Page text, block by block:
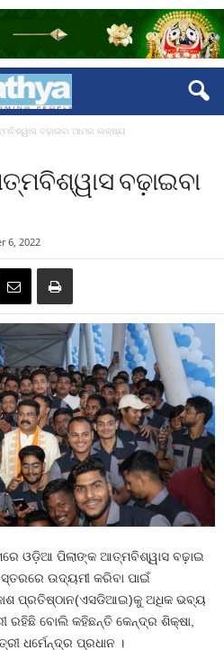
ବଢ଼ାଇବା ଆମର ଲକ୍ଷ୍ୟ
ବଢ଼ାଇବା
6, 2022
ଓଡ଼ିଆ ପିଲାଙ୍କ ଆତ୍ମବିଶ୍ୱାସ ବଢ଼ାଇ
ସ୍ତରରେ ଉଦ୍ୟମୀ କରିବା ପାଇଁ
ପ୍ରତିଷ୍ଠାନ(ଏସଡିଆଇ)କୁ ଅଧିକ ଭବ୍ୟ
ରହିଛି ବୋଲି କହିଛନ୍ତି କେନ୍ଦ୍ର ଶିକ୍ଷା,
ଧର୍ମେନ୍ଦ୍ର ପ୍ରଧାନ ।